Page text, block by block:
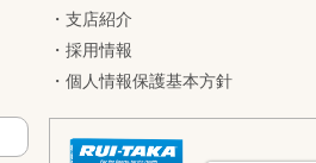
支店紹介
採用情報
個人情報保護基本方針